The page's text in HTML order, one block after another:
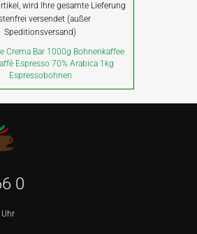
wird Ihre gesamte Lieferung
versendet (außer
Speditionsversand)
Crema Bar 1000g Bohnenkaffee
Espresso 70% Arabica 1kg
Espressobohnen
0
Uhr